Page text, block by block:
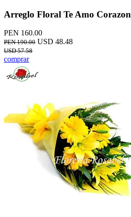
Arreglo Floral Te Amo Corazon
PEN 160.00
PEN 190.00 USD 48.48
USD 57.58
comprar